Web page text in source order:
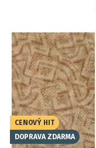
CENOVÝ HIT
DOPRAVA ZDARMA